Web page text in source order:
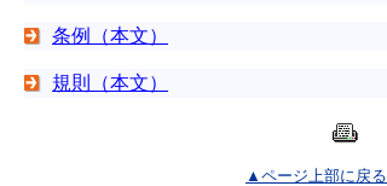
条例（本文）
規則（本文）
▲ページ上部に戻る